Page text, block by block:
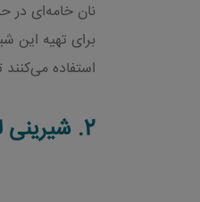
نان خامه‌ای در
برای تهیه این
استفاده
2. شیرینی